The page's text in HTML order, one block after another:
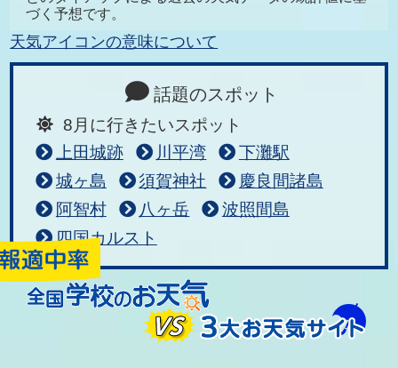
づく予想です。
天気アイコンの意味について
話題のスポット
8月に行きたいスポット
上田城跡
川平湾
下灘駅
城ヶ島
須賀神社
慶良間諸島
阿智村
八ヶ岳
波照間島
四国カルスト